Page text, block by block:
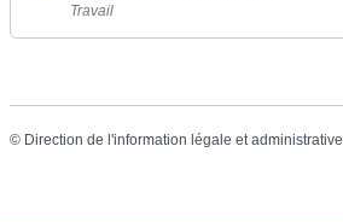
Travail
© Direction de l'information légale et administrative